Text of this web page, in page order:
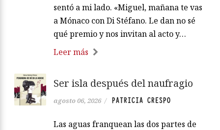
sentó a mi lado. «Miguel, mañana te vas
a Mónaco con Di Stéfano. Le dan no sé
qué premio y nos invitan al acto y…
Leer más
Ser isla después del naufragio
agosto 06, 2026 / PATRICIA CRESPO
Las aguas franquean las dos partes de